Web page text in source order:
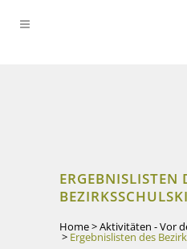
ERGEBNISLISTEN
Home>Aktivitäten - Vor
> Ergebnislisten des